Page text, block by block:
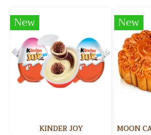
New
KINDER JOY
New